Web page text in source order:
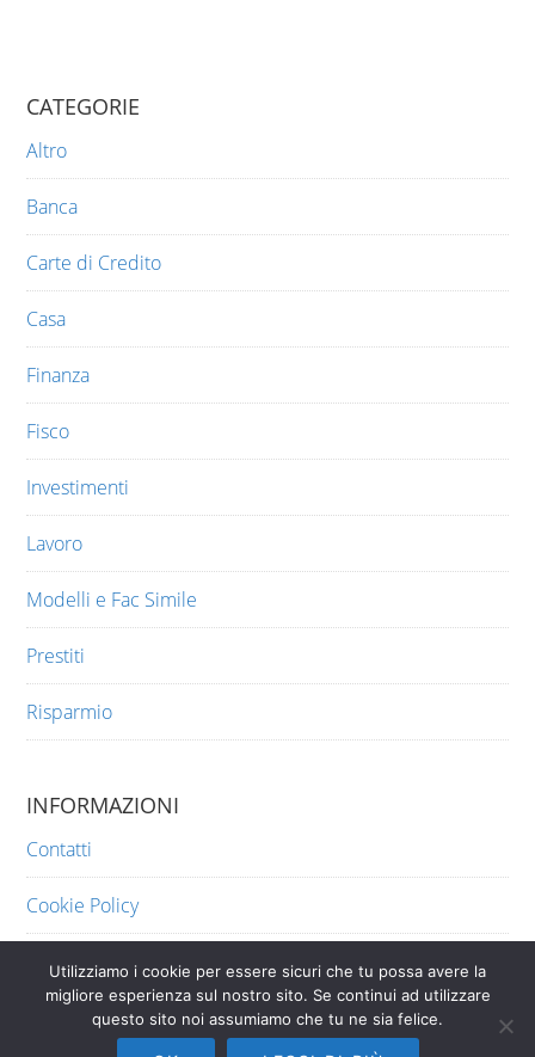
CATEGORIE
Altro
Banca
Carte di Credito
Casa
Finanza
Fisco
Investimenti
Lavoro
Modelli e Fac Simile
Prestiti
Risparmio
INFORMAZIONI
Contatti
Cookie Policy
Privacy
Utilizziamo i cookie per essere sicuri che tu possa avere la
migliore esperienza sul nostro sito. Se continui ad utilizzare
questo sito noi assumiamo che tu ne sia felice.